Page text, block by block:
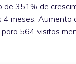
de 351% de
4 meses. Aumento
564 visitas